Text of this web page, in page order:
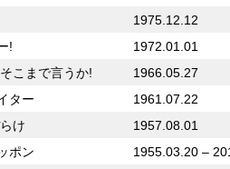
1975.12.12
!
1972.01.01
こまで言うか!
1966.05.27
ター
1961.07.22
け
1957.08.01
ポン
1955.03.20 –